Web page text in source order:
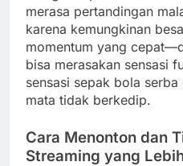
merasa pertandingan
karena kemungkinan
momentum yang
bisa merasakan sensasi
sensasi sepak bola
mata tidak berkedip.
Cara Menonton dan
Streaming yang